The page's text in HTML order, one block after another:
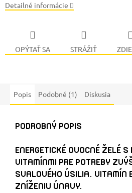
Detailné informácie
OPÝTAŤ SA STRÁŽIŤ
Popis Podobné (1) Diskusia
PODROBNÝ POPIS
ENERGETICKÉ OVOCNÉ ŽELÉ
VITAMÍNMI PRE POTREBY
SVALOVÉHO ÚSILIA. VITAMÍN
ZNÍŽENIU ÚNAVY.